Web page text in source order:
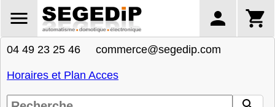
04 49 23 25 46 commerce@segedip.com
Horaires et Plan Acces